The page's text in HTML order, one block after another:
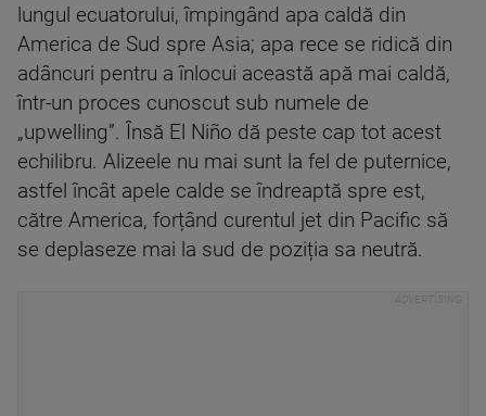
lungul ecuatorului, împingând apa caldă din
America de Sud spre Asia; apa rece se ridică din
adâncuri pentru a înlocui această apă mai caldă,
într-un proces cunoscut sub numele de
„upwelling”. Însă El Niño dă peste cap tot acest
echilibru. Alizeele nu mai sunt la fel de puternice,
astfel încât apele calde se îndreaptă spre est,
către America, forțând curentul jet din Pacific să
se deplaseze mai la sud de poziția sa neutră.